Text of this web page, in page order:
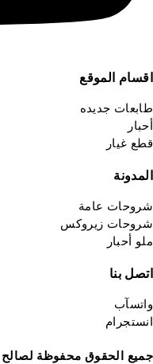
الموقع
جديده
غيار
عامة
زيروكس
أحبار
بنا
الحقوق محفوظة لصالح